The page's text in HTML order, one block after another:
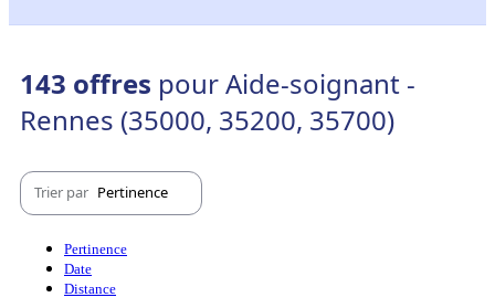
143 offres pour Aide-soignant -
Rennes (35000, 35200, 35700)
Trier par Pertinence
Pertinence
Date
Distance